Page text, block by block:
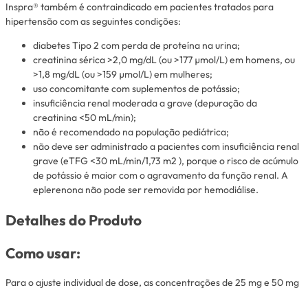
Inspra® também é contraindicado em pacientes tratados para
hipertensão com as seguintes condições:
diabetes Tipo 2 com perda de proteína na urina;
creatinina sérica >2,0 mg/dL (ou >177 µmol/L) em homens, ou
>1,8 mg/dL (ou >159 µmol/L) em mulheres;
uso concomitante com suplementos de potássio;
insuficiência renal moderada a grave (depuração da
creatinina <50 mL/min);
não é recomendado na população pediátrica;
não deve ser administrado a pacientes com insuficiência renal
grave (eTFG <30 mL/min/1,73 m2 ), porque o risco de acúmulo
de potássio é maior com o agravamento da função renal. A
eplerenona não pode ser removida por hemodiálise.
Detalhes do Produto
Como usar:
Para o ajuste individual de dose, as concentrações de 25 mg e 50 mg